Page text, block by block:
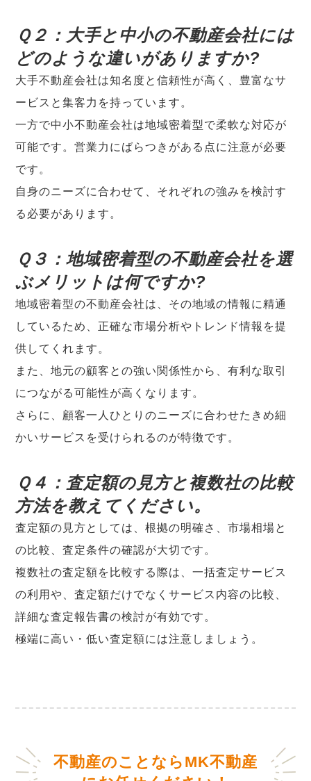
Ｑ２：大手と中小の不動産会社には
どのような違いがありますか?
大手不動産会社は知名度と信頼性が高く、豊富なサ
ービスと集客力を持っています。
一方で中小不動産会社は地域密着型で柔軟な対応が
可能です。営業力にばらつきがある点に注意が必要
です。
自身のニーズに合わせて、それぞれの強みを検討す
る必要があります。
Ｑ３：地域密着型の不動産会社を選
ぶメリットは何ですか?
地域密着型の不動産会社は、その地域の情報に精通
しているため、正確な市場分析やトレンド情報を提
供してくれます。
また、地元の顧客との強い関係性から、有利な取引
につながる可能性が高くなります。
さらに、顧客一人ひとりのニーズに合わせたきめ細
かいサービスを受けられるのが特徴です。
Ｑ４：査定額の見方と複数社の比較
方法を教えてください。
査定額の見方としては、根拠の明確さ、市場相場と
の比較、査定条件の確認が大切です。
複数社の査定額を比較する際は、一括査定サービス
の利用や、査定額だけでなくサービス内容の比較、
詳細な査定報告書の検討が有効です。
極端に高い・低い査定額には注意しましょう。
不動産のことならMK不動産